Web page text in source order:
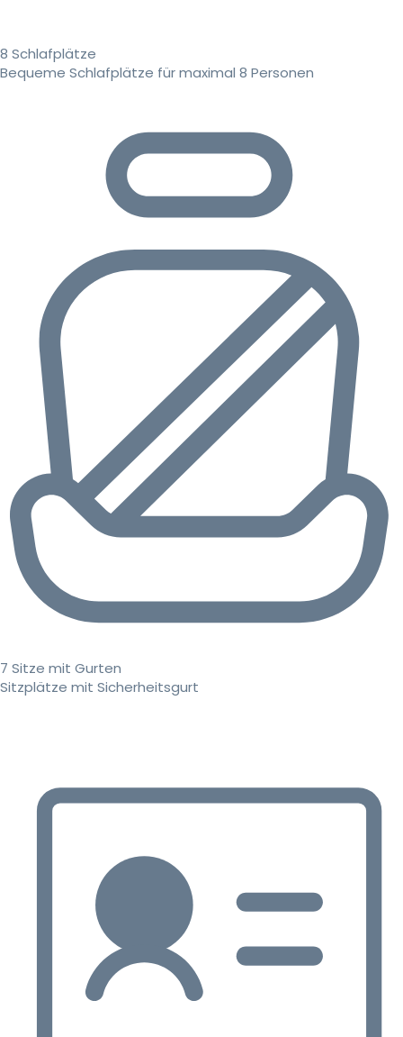
8 Schlafplätze
Bequeme Schlafplätze für maximal 8 Personen
7 Sitze mit Gurten
Sitzplätze mit Sicherheitsgurt